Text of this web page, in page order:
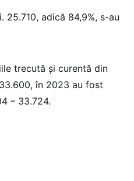
25.710, adică 84,9%, s-au
trecută și curentă din
în 2023 au fost
– 33.724.